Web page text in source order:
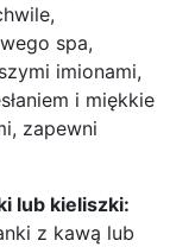
spa,
imionami,
i miękkie
zapewni
lub kieliszki:
z kawą lub